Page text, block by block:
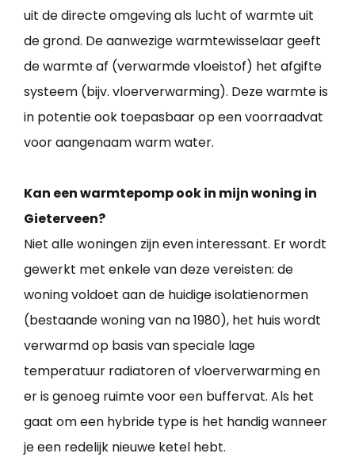
uit de directe omgeving als lucht of warmte uit
de grond. De aanwezige warmtewisselaar geeft
de warmte af (verwarmde vloeistof) het afgifte
systeem (bijv. vloerverwarming). Deze warmte is
in potentie ook toepasbaar op een voorraadvat
voor aangenaam warm water.
Kan een warmtepomp ook in mijn woning in
Gieterveen?
Niet alle woningen zijn even interessant. Er wordt
gewerkt met enkele van deze vereisten: de
woning voldoet aan de huidige isolatienormen
(bestaande woning van na 1980), het huis wordt
verwarmd op basis van speciale lage
temperatuur radiatoren of vloerverwarming en
er is genoeg ruimte voor een buffervat. Als het
gaat om een hybride type is het handig wanneer
je een redelijk nieuwe ketel hebt.